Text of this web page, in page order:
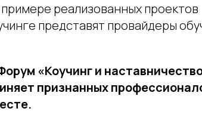
реализованных проектов
представят провайдеры
«Коучинг и
признанных